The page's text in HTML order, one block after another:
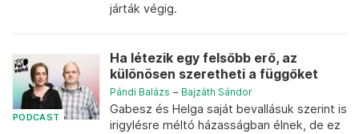
járták végig.
PODCAST
Ha létezik egy felsőbb erő, az
különösen szeretheti a függőket
Pándi Balázs – Bajzáth Sándor
Gabesz és Helga saját bevallásuk szerint is
irigylésre méltó házasságban élnek, de ez